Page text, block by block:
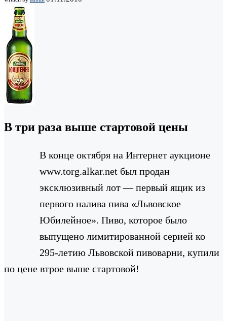
В три раза выше стартовой цены
В конце октября на Интернет аукционе
www.torg.alkar.net был продан
эксклюзивный лот — первый ящик из
первого налива пива «Львовское
Юбилейное». Пиво, которое было
выпущено лимитированной серией ко
295-летию Львовской пивоварни, купили
по цене втрое выше стартовой!